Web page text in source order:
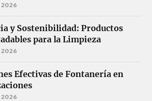
2026
y Sostenibilidad: Productos
para la Limpieza
2026
Efectivas de Fontanería en
2026